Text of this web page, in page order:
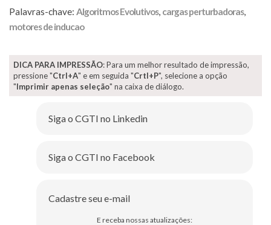
Palavras-chave: Algoritmos Evolutivos, cargas perturbadoras,
motores de inducao
DICA PARA IMPRESSÃO: Para um melhor resultado de impressão,
pressione "Ctrl+A" e em seguida "Crtl+P", selecione a opção
"Imprimir apenas seleção" na caixa de diálogo.
Siga o CGTI no Linkedin
Siga o CGTI no Facebook
Cadastre seu e-mail
E receba nossas atualizações: